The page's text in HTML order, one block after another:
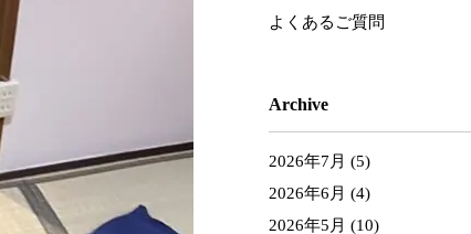
よくあるご質問
Archive
2026年7月 (5)
2026年6月 (4)
2026年5月 (10)